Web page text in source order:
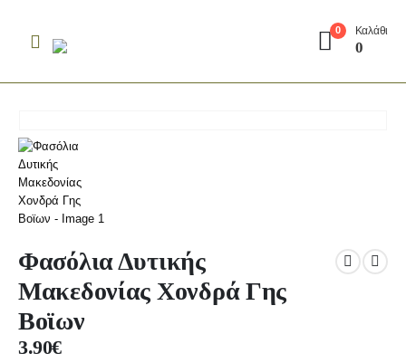
0 Καλάθι
0
Φασόλια Δυτικής
Μακεδονίας Χονδρά Γης
Βοϊων
3.90€